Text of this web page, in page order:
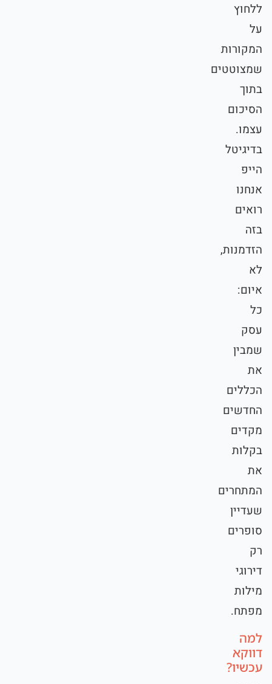
ללחוץ
על
המקורות
שמצוטטים
בתוך
הסיכום
עצמו.
בדיגיטל
הייפ
אנחנו
רואים
בזה
הזדמנות,
לא
איום:
כל
עסק
שמבין
את
הכללים
החדשים
מקדים
בקלות
את
המתחרים
שעדיין
סופרים
רק
דירוגי
מילות
מפתח.
למה
דווקא
עכשיו?